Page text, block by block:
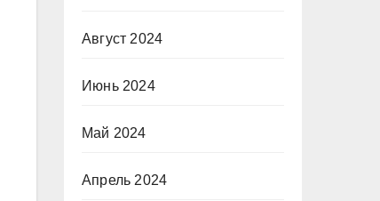
Август 2024
Июнь 2024
Май 2024
Апрель 2024